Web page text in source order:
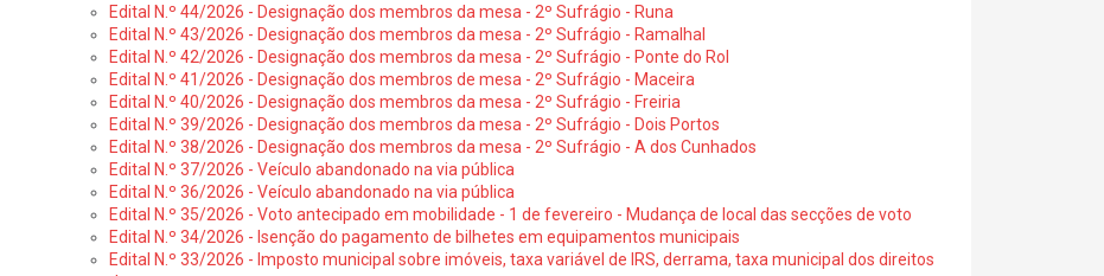
Edital N.º 44/2026 - Designação dos membros da mesa - 2º Sufrágio - Runa
Edital N.º 43/2026 - Designação dos membros da mesa - 2º Sufrágio - Ramalhal
Edital N.º 42/2026 - Designação dos membros da mesa - 2º Sufrágio - Ponte do Rol
Edital N.º 41/2026 - Designação dos membros de mesa - 2º Sufrágio - Maceira
Edital N.º 40/2026 - Designação dos membros da mesa - 2º Sufrágio - Freiria
Edital N.º 39/2026 - Designação dos membros da mesa - 2º Sufrágio - Dois Portos
Edital N.º 38/2026 - Designação dos membros da mesa - 2º Sufrágio - A dos Cunhados
Edital N.º 37/2026 - Veículo abandonado na via pública
Edital N.º 36/2026 - Veículo abandonado na via pública
Edital N.º 35/2026 - Voto antecipado em mobilidade - 1 de fevereiro - Mudança de local das secções de voto
Edital N.º 34/2026 - Isenção do pagamento de bilhetes em equipamentos municipais
Edital N.º 33/2026 - Imposto municipal sobre imóveis, taxa variável de IRS, derrama, taxa municipal dos direitos